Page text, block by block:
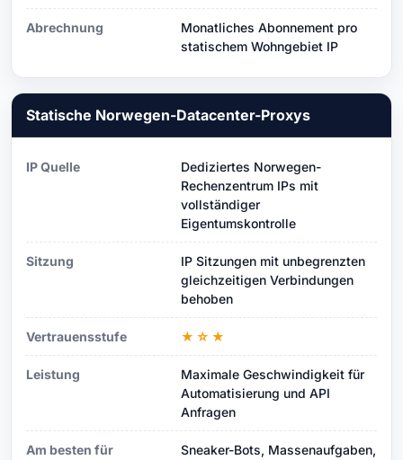
Abrechnung
Monatliches Abonnement pro
statischem Wohngebiet IP
Statische Norwegen-Datacenter-Proxys
IP Quelle
Dediziertes Norwegen-
Rechenzentrum IPs mit
vollständiger
Eigentumskontrolle
Sitzung
IP Sitzungen mit unbegrenzten
gleichzeitigen Verbindungen
behoben
Vertrauensstufe ★☆★
Leistung
Maximale Geschwindigkeit für
Automatisierung und API
Anfragen
Am besten für
Sneaker-Bots, Massenaufgaben,